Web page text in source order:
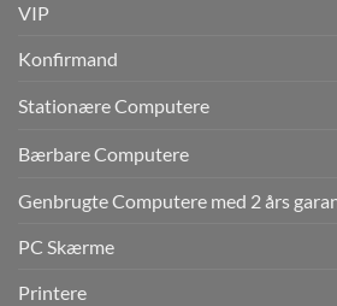
VIP
Konfirmand
Stationære Computere
Bærbare Computere
Genbrugte Computere med 2 års
PC Skærme
Printere